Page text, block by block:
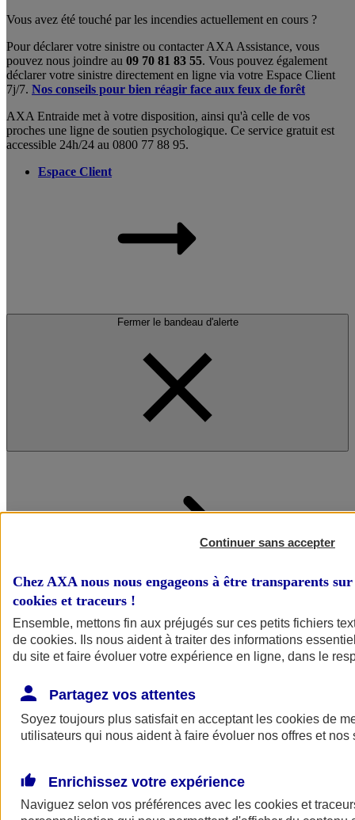
Vous avez été touché par les incendies actuellement en cours ?
Pour déclarer votre sinistre ou contacter AXA Assistance, vous
pouvez nous joindre au 09 70 81 83 55. Vous pouvez également
déclarer votre sinistre directement en ligne via votre Espace Client
7j/7. Nos conseils pour bien réagir face aux feux de forêt
AXA Entraide met à votre disposition, ainsi qu'à celle de vos
proches une ligne de soutien psychologique. Ce service gratuit est
accessible 24h/24 au 0800 77 88 95.
Espace Client
Fermer le bandeau d'alerte
Accueil
Assurance pour professionnels et entreprises
Continuer sans accepter
Chez AXA nous nous engageons à être transparents
cookies et traceurs !
Ensemble, mettons fin aux préjugés sur ces petits fichiers
de cookies. Ils nous aident à traiter des informations
du site et faire évoluer votre expérience en ligne, dans le
Partagez vos attentes
Soyez toujours plus satisfait en acceptant les cookies de
utilisateurs qui nous aident à faire évoluer nos offres et nos
Enrichissez votre expérience
Naviguez selon vos préférences avec les cookies et